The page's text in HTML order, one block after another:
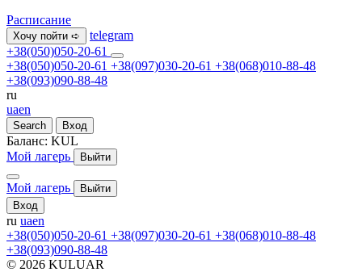
Расписание
Хочу пойти ➪
telegram
+38(050)050-20-61
+38(050)050-20-61 +38(097)030-20-61 +38(068)010-88-48
+38(093)090-88-48
ru
uaen
Search Вход
Баланс: KUL
Мой лагерь
Выйти
Мой лагерь
Выйти
Вход
ru uaen
+38(050)050-20-61 +38(097)030-20-61 +38(068)010-88-48
+38(093)090-88-48
© 2026 KULUAR